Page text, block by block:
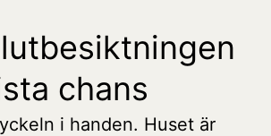
chans
i handen. Huset är